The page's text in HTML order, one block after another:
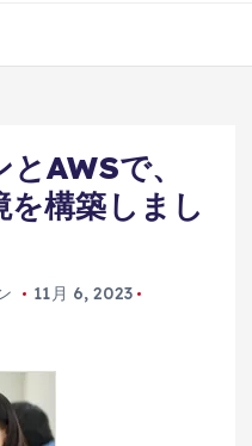
AWSで、
構築しまし
11月 6, 2023